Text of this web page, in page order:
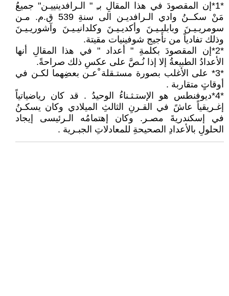
*1*إن المقصودَ في هذا المقالِ بـِ " الـرافدينييـن" جميعُ
مَنْ سكــنُ وادي الـرافديـن الى سنةِ 539 ق.م. مـن
سومريـيـنَ وبابليـيـنَ وأكديـيـنَ وكلدانيـيـنَ وآشوريـيـنَ
وذلك تفادياً من تأجيج شوفينيات مقيتة.
*2*إن المقصودَ بكلمةِ " أعداد " في هذا المقالِ أنها
الأعدادُ الطبيعةُ إلا إذا نُـصَّ على عكسِ ذلك صراحةً.
*3* على الأغلب بصورة مستـقلة ْعـن بعضِهما لكـن في
أوقاتٍ متقاربة .
*4*ديوفنطس هو الإستـثـناءُ الوحيدُ . قد كان رياضياتياً
إغـريقياً عاشً في القـرنِ الثالثِ الميلادي وكان يسكـنُ
في إسكندريةَ مصـر. وكان إهتمامُه الـرئيسى إيجاد
الحلولِ بالأعدادِ الصحيحةِ للمعادلاتِ الجبـرية .